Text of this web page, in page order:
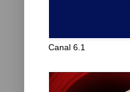
Canal 6.1